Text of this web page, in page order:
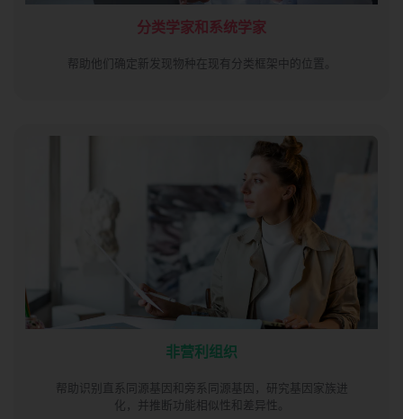
分类学家和系统学家
帮助他们确定新发现物种在现有分类框架中的位置。
非营利组织
帮助识别直系同源基因和旁系同源基因，研究基因家族进
化，并推断功能相似性和差异性。